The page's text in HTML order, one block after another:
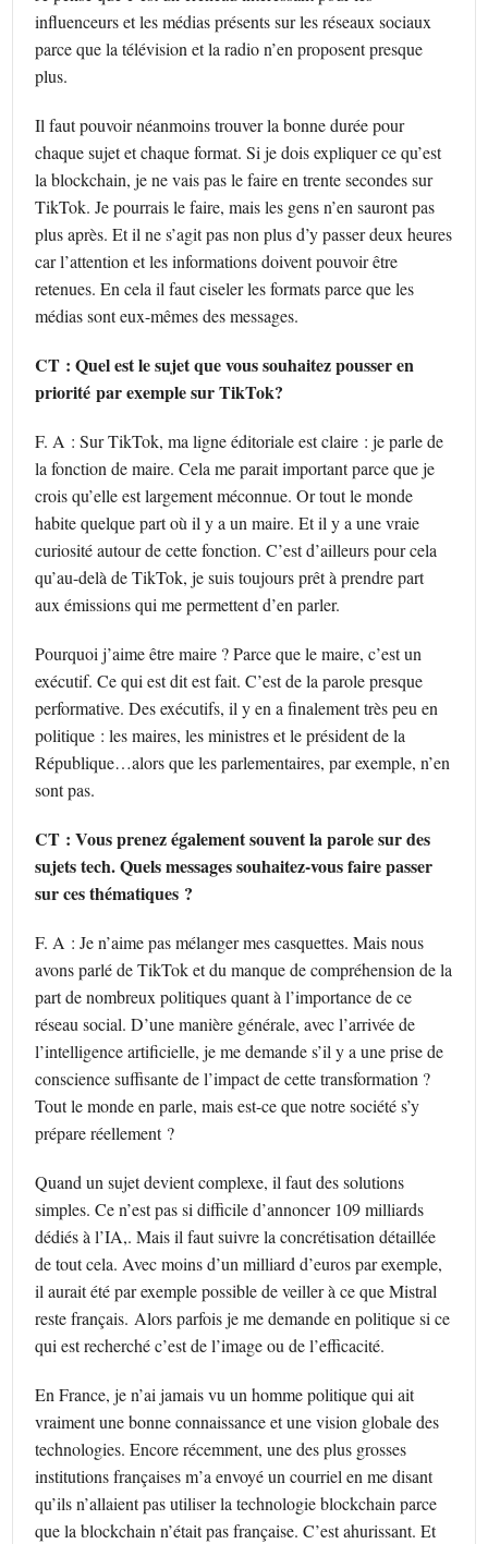
influenceurs et les médias présents sur les réseaux sociaux
parce que la télévision et la radio n’en proposent presque
plus.
Il faut pouvoir néanmoins trouver la bonne durée pour
chaque sujet et chaque format. Si je dois expliquer ce qu’est
la blockchain, je ne vais pas le faire en trente secondes sur
TikTok. Je pourrais le faire, mais les gens n’en sauront pas
plus après. Et il ne s’agit pas non plus d’y passer deux heures
car l’attention et les informations doivent pouvoir être
retenues. En cela il faut ciseler les formats parce que les
médias sont eux-mêmes des messages.
CT : Quel est le sujet que vous souhaitez pousser en
priorité par exemple sur TikTok?
F. A : Sur TikTok, ma ligne éditoriale est claire : je parle de
la fonction de maire. Cela me parait important parce que je
crois qu’elle est largement méconnue. Or tout le monde
habite quelque part où il y a un maire. Et il y a une vraie
curiosité autour de cette fonction. C’est d’ailleurs pour cela
qu’au-delà de TikTok, je suis toujours prêt à prendre part
aux émissions qui me permettent d’en parler.
Pourquoi j’aime être maire ? Parce que le maire, c’est un
exécutif. Ce qui est dit est fait. C’est de la parole presque
performative. Des exécutifs, il y en a finalement très peu en
politique : les maires, les ministres et le président de la
République…alors que les parlementaires, par exemple, n’en
sont pas.
CT : Vous prenez également souvent la parole sur des
sujets tech. Quels messages souhaitez-vous faire passer
sur ces thématiques ?
F. A : Je n’aime pas mélanger mes casquettes. Mais nous
avons parlé de TikTok et du manque de compréhension de la
part de nombreux politiques quant à l’importance de ce
réseau social. D’une manière générale, avec l’arrivée de
l’intelligence artificielle, je me demande s’il y a une prise de
conscience suffisante de l’impact de cette transformation ?
Tout le monde en parle, mais est-ce que notre société s’y
prépare réellement ?
Quand un sujet devient complexe, il faut des solutions
simples. Ce n’est pas si difficile d’annoncer 109 milliards
dédiés à l’IA,. Mais il faut suivre la concrétisation détaillée
de tout cela. Avec moins d’un milliard d’euros par exemple,
il aurait été par exemple possible de veiller à ce que Mistral
reste français. Alors parfois je me demande en politique si ce
qui est recherché c’est de l’image ou de l’efficacité.
En France, je n’ai jamais vu un homme politique qui ait
vraiment une bonne connaissance et une vision globale des
technologies. Encore récemment, une des plus grosses
institutions françaises m’a envoyé un courriel en me disant
qu’ils n’allaient pas utiliser la technologie blockchain parce
que la blockchain n’était pas française. C’est ahurissant. Et